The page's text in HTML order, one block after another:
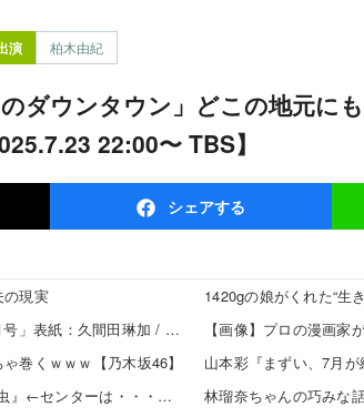
演 柏木由紀
22:00〜 TBS】
シェアする
の現実
【8/20発売】「non-no 2026年 10月号」表紙：久間田琳加 / Hearts2Hearts
巻くｗｗｗ【乃木坂46】
【日向坂46】 新曲『イチャイチャ虫』←センターは・・・【18thシングル】
1420gの娘がくれた“生き
【画像】プロの漫画家
山本彩『まずい、7月が